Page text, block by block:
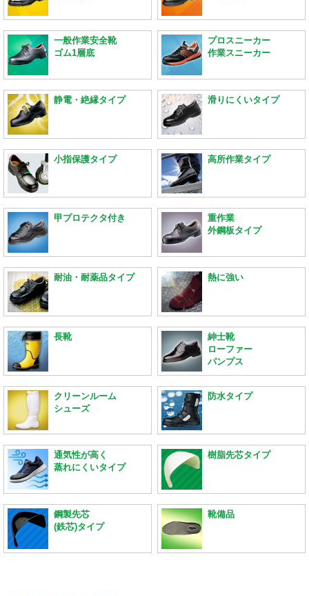
一般作業安全靴
ゴム1層底
プロスニーカー
作業スニーカー
静電・絶縁タイプ 滑りにくいタイプ
小指保護タイプ 高所作業タイプ
甲プロテクタ付き
重作業
外鋼板タイプ
耐油・耐薬品タイプ 熱に強い
長靴
紳士靴
ローファー
パンプス
クリーンルーム
シューズ
防水タイプ
通気性が高く
蒸れにくいタイプ
樹脂先芯タイプ
鋼製先芯
(鉄芯)タイプ
靴備品